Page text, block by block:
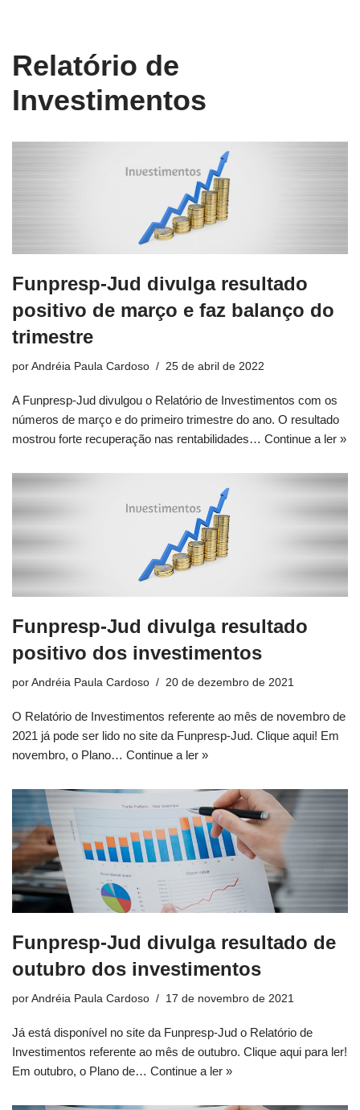
para
conteúdo
Relatório de
Investimentos
Funpresp-Jud divulga resultado
positivo de março e faz balanço do
trimestre
por Andréia Paula Cardoso 25 de abril de 2022
A Funpresp-Jud divulgou o Relatório de Investimentos com os
números de março e do primeiro trimestre do ano. O resultado
mostrou forte recuperação nas rentabilidades… Continue a ler »
Funpresp-Jud divulga resultado
positivo dos investimentos
por Andréia Paula Cardoso 20 de dezembro de 2021
O Relatório de Investimentos referente ao mês de novembro de
2021 já pode ser lido no site da Funpresp-Jud. Clique aqui! Em
novembro, o Plano… Continue a ler »
Funpresp-Jud divulga resultado de
outubro dos investimentos
por Andréia Paula Cardoso 17 de novembro de 2021
Já está disponível no site da Funpresp-Jud o Relatório de
Investimentos referente ao mês de outubro. Clique aqui para ler!
Em outubro, o Plano de… Continue a ler »